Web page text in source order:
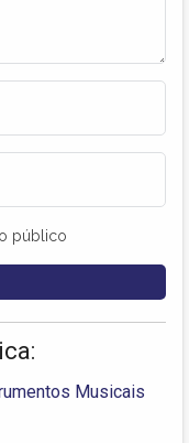
público
Musicais